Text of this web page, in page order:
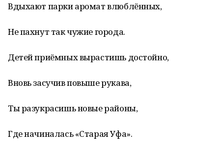
Вдыхают парки аромат влюблённых,
Не пахнут так чужие города.
Детей приёмных вырастишь достойно,
Вновь засучив повыше рукава,
Ты разукрасишь новые районы,
Где начиналась «Старая Уфа».